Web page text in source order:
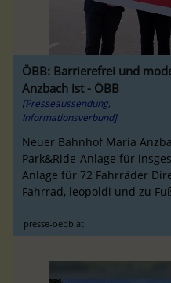
ÖBB: Barrierefrei und
Anzbach ist - ÖBB
[Presseaussendung,
Informationsverbund]
Neuer Bahnhof Maria
Park&Ride-Anlage für
Anlage für 72 Fahrräder
Fahrrad, leopoldi und zu
presse-oebb.at